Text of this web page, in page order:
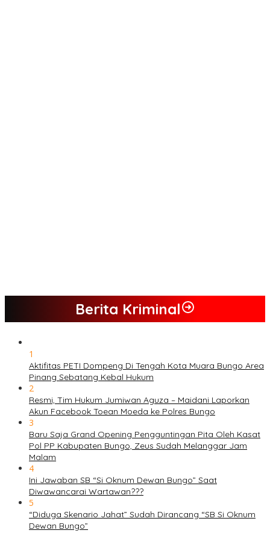
Berita Kriminal
1
Aktifitas PETI Dompeng Di Tengah Kota Muara Bungo Area
Pinang Sebatang Kebal Hukum
2
Resmi, Tim Hukum Jumiwan Aguza – Maidani Laporkan
Akun Facebook Toean Moeda ke Polres Bungo
3
Baru Saja Grand Opening Pengguntingan Pita Oleh Kasat
Pol PP Kabupaten Bungo, Zeus Sudah Melanggar Jam
Malam
4
Ini Jawaban SB “Si Oknum Dewan Bungo” Saat
Diwawancarai Wartawan???
5
“Diduga Skenario Jahat” Sudah Dirancang “SB Si Oknum
Dewan Bungo”